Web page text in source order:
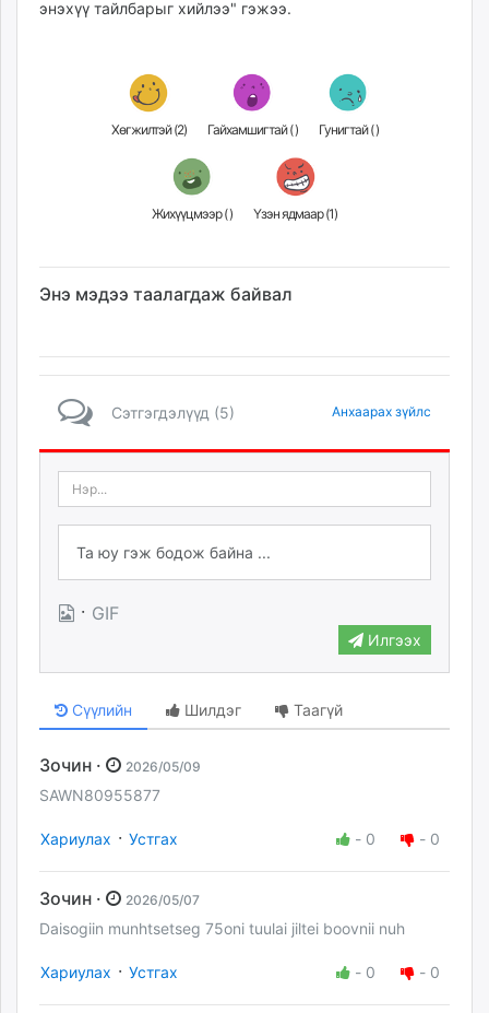
энэхүү тайлбарыг хийлээ" гэжээ.
Хөгжилтэй (2) Гайхамшигтай () Гунигтай ()
Жихүүцмээр () Үзэн ядмаар (1)
Энэ мэдээ таалагдаж байвал
Сэтгэгдэлүүд (5) Анхаарах зүйлс
· GIF
Илгээх
Сүүлийн Шилдэг Таагүй
Зочин · 2026/05/09
SAWN80955877
Хариулах · Устгах - 0 - 0
Зочин · 2026/05/07
Daisogiin munhtsetseg 75oni tuulai jiltei boovnii nuh
Хариулах · Устгах - 0 - 0